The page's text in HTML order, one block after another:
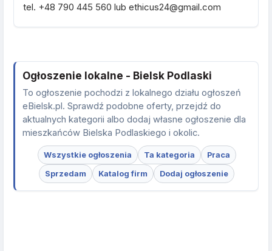
tel. +48 790 445 560 lub ethicus24@gmail.com
Ogłoszenie lokalne - Bielsk Podlaski
To ogłoszenie pochodzi z lokalnego działu ogłoszeń
eBielsk.pl. Sprawdź podobne oferty, przejdź do
aktualnych kategorii albo dodaj własne ogłoszenie dla
mieszkańców Bielska Podlaskiego i okolic.
Wszystkie ogłoszenia Ta kategoria Praca
Sprzedam Katalog firm Dodaj ogłoszenie